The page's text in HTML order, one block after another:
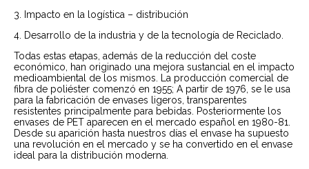
3. Impacto en la logística – distribución
4. Desarrollo de la industria y de la tecnología de Reciclado.
Todas estas etapas, además de la reducción del coste
económico, han originado una mejora sustancial en el impacto
medioambiental de los mismos. La producción comercial de
fibra de poliéster comenzó en 1955; A partir de 1976, se le usa
para la fabricación de envases ligeros, transparentes
resistentes principalmente para bebidas. Posteriormente los
envases de PET aparecen en el mercado español en 1980-81.
Desde su aparición hasta nuestros días el envase ha supuesto
una revolución en el mercado y se ha convertido en el envase
ideal para la distribución moderna.